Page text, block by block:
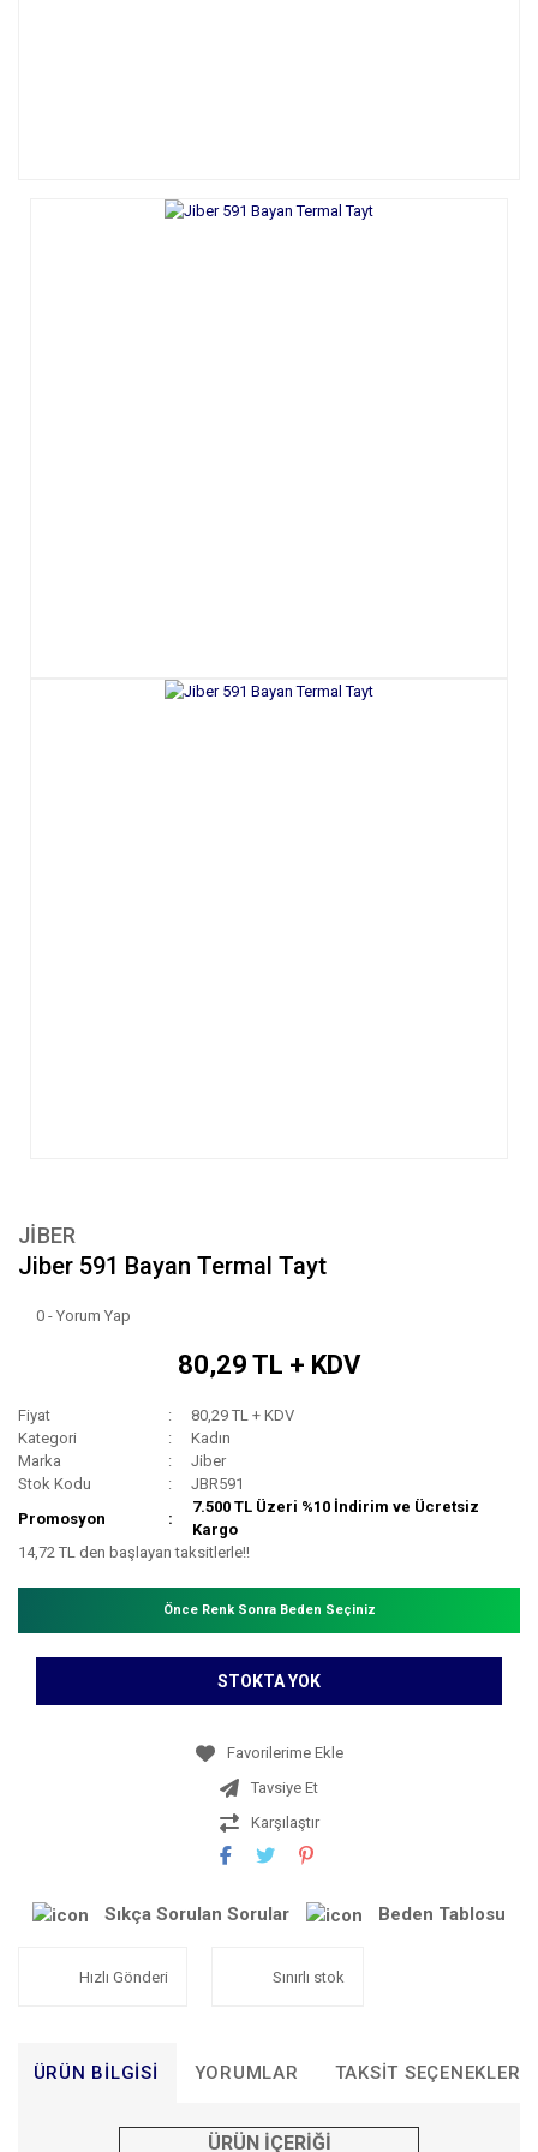
JIBER
Jiber 591 Bayan Termal Tayt
0 - Yorum Yap
80,29 TL + KDV
Fiyat
80,29 TL + KDV
Kategori
Kadın
Marka
Jiber
Stok Kodu
JBR591
Promosyon
7.500 TL Üzeri %10 İndirim ve Ücretsiz
Kargo
14,72 TL den başlayan taksitlerle!!
Önce Renk Sonra Beden Seçiniz
STOKTA YOK
Tavsiye Et
Karşılaştır
Sıkça Sorulan Sorular Beden Tablosu
Hızlı Gönderi Sınırlı stok
ÜRÜN BILGISI YORUMLAR TAKSIT SEÇENEKLERI
ÜRÜN İÇERİĞİ